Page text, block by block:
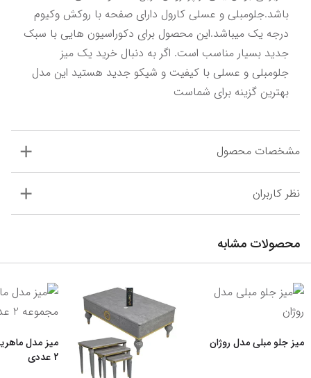
بهترین گزینه برای شماست
مشخصات محصول
نظر کاربران
محصولات مشابه
میز جلو مبلی مدل روژان
میز مدل
2 عددی